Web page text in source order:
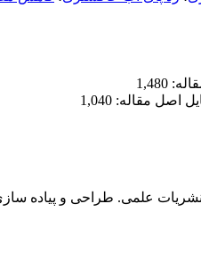
1,480
اصل مقاله: 1,040
علمی. طراحی و پیاده